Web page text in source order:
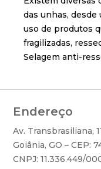
das unhas,
uso de produtos
fragilizadas,
Selagem anti-
Endereço
Av. Transbrasiliana,
Goiânia, GO – CEP:
CNPJ: 11.336.449/